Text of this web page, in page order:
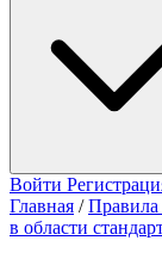
Войти
Главная / Правила
в области